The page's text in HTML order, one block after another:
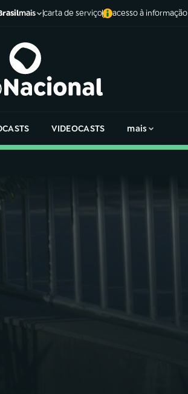
mais carta de serviço acesso à informação
VIDEOCASTS mais